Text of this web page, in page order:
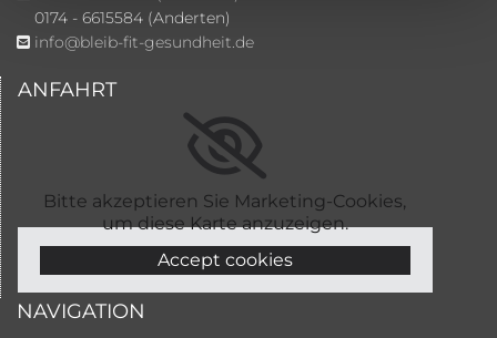
0174 - 6615584 (Anderten)
 info@bleib-fit-gesundheit.de
ANFAHRT
Bitte akzeptieren Sie Marketing-Cookies,
um diese Karte anzuzeigen.
Accept cookies
NAVIGATION